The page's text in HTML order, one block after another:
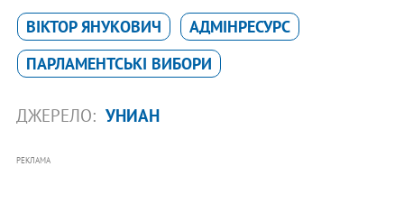
ВІКТОР ЯНУКОВИЧ
АДМІНРЕСУРС
ПАРЛАМЕНТСЬКІ ВИБОРИ
ДЖЕРЕЛО: УНИАН
РЕКЛАМА